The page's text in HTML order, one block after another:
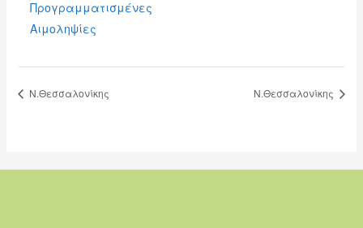
Προγραμματισμένες
Αιμοληψίες
Ν.Θεσσαλονίκης Ν.Θεσσαλονίκης